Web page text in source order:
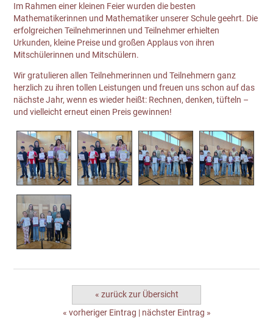
Im Rahmen einer kleinen Feier wurden die besten
Mathematikerinnen und Mathematiker unserer Schule geehrt. Die
erfolgreichen Teilnehmerinnen und Teilnehmer erhielten
Urkunden, kleine Preise und großen Applaus von ihren
Mitschülerinnen und Mitschülern.
Wir gratulieren allen Teilnehmerinnen und Teilnehmern ganz
herzlich zu ihren tollen Leistungen und freuen uns schon auf das
nächste Jahr, wenn es wieder heißt: Rechnen, denken, tüfteln –
und vielleicht erneut einen Preis gewinnen!
« zurück zur Übersicht
« vorheriger Eintrag | nächster Eintrag »